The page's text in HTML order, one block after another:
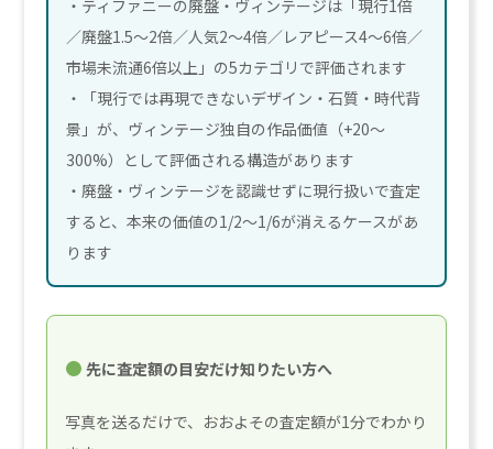
・ティファニーの廃盤・ヴィンテージは「現行1倍
／廃盤1.5〜2倍／人気2〜4倍／レアピース4〜6倍／
市場未流通6倍以上」の5カテゴリで評価されます
・「現行では再現できないデザイン・石質・時代背
景」が、ヴィンテージ独自の作品価値（+20〜
300%）として評価される構造があります
・廃盤・ヴィンテージを認識せずに現行扱いで査定
すると、本来の価値の1/2〜1/6が消えるケースがあ
ります
先に査定額の目安だけ知りたい方へ
写真を送るだけで、おおよその査定額が1分でわかり